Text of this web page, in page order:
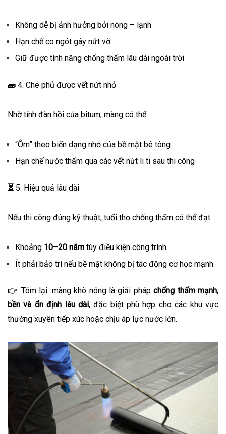
Không dễ bị ảnh hưởng bởi nóng – lạnh
Hạn chế co ngót gây nứt vỡ
Giữ được tính năng chống thấm lâu dài ngoài trời
🧱 4. Che phủ được vết nứt nhỏ
Nhờ tính đàn hồi của bitum, màng có thể:
“Ôm” theo biến dạng nhỏ của bề mặt bê tông
Hạn chế nước thấm qua các vết nứt li ti sau thi công
⏳ 5. Hiệu quả lâu dài
Nếu thi công đúng kỹ thuật, tuổi thọ chống thấm có thể đạt:
Khoảng 10–20 năm tùy điều kiện công trình
Ít phải bảo trì nếu bề mặt không bị tác động cơ học mạnh
👉 Tóm lại: màng khò nóng là giải phápchống thấm mạnh,
bền và ổn định lâu dài, đặc biệt phù hợp cho các khu vực
thường xuyên tiếp xúc hoặc chịu áp lực nước lớn.